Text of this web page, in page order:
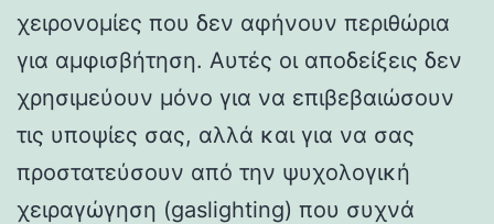
χειρονομίες που δεν αφήνουν περιθώρια
για αμφισβήτηση. Αυτές οι αποδείξεις δεν
χρησιμεύουν μόνο για να επιβεβαιώσουν
τις υποψίες σας, αλλά και για να σας
προστατεύσουν από την ψυχολογική
χειραγώγηση (gaslighting) που συχνά